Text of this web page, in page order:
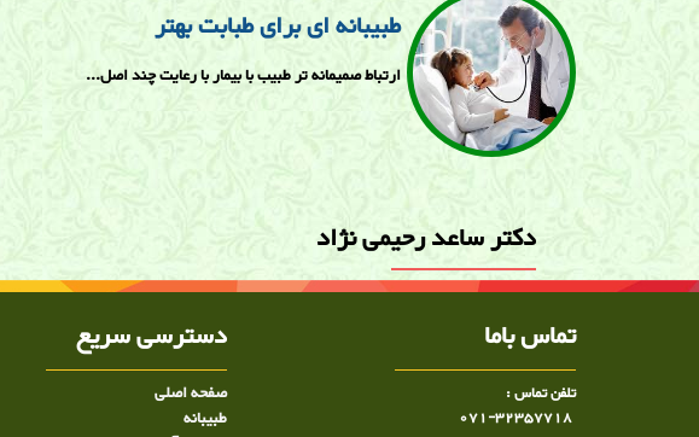
طبیبانه ای برای طبابت بهتر
ارتباط صميمانه تر طبيب با بيمار با رعایت چند اصل...
دکتر ساعد رحيمی ن‍ژاد
تماس باما
تلفن تماس :
دسترسی سریع
صفحه اصلی
طبيبانه